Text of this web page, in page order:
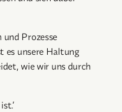
Prozesse
es unsere Haltung
wie wir uns durch